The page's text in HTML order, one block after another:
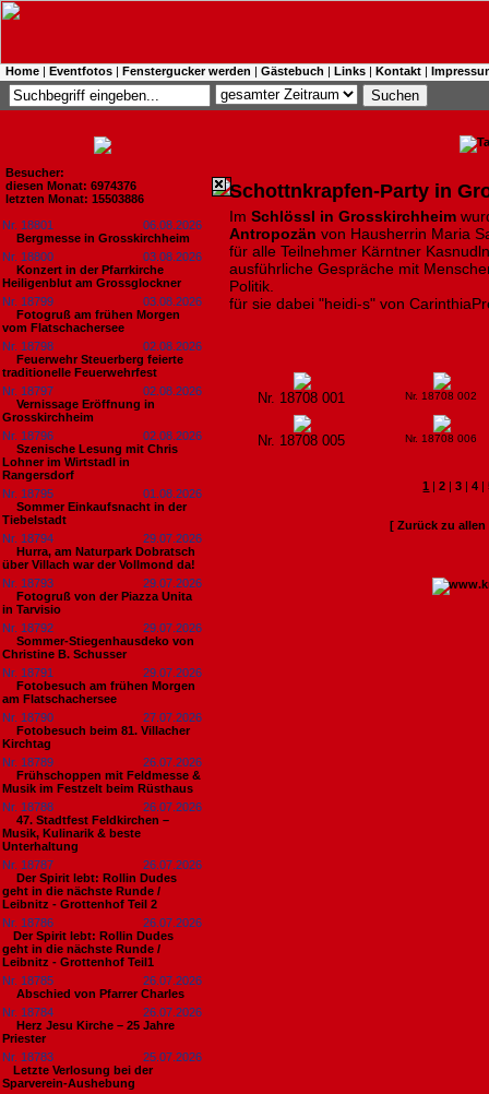
Home | Eventfotos | Fenstergucker werden | Gästebuch | Links | Kontakt |
Besucher:
diesen Monat: 6974376
letzten Monat: 15503886
Nr. 18801
06.08.2026
Bergmesse in Grosskirchheim
Nr. 18800
03.08.2026
Konzert in der Pfarrkirche
Heiligenblut am Grossglockner
Nr. 18799
03.08.2026
Fotogruß am frühen Morgen
vom Flatschachersee
Nr. 18798
02.08.2026
Feuerwehr Steuerberg feierte
traditionelle Feuerwehrfest
Nr. 18797
02.08.2026
Vernissage Eröffnung in
Grosskirchheim
Nr. 18796
02.08.2026
Szenische Lesung mit Chris
Lohner im Wirtstadl in
Rangersdorf
Nr. 18795
01.08.2026
Sommer Einkaufsnacht in der
Tiebelstadt
Nr. 18794
29.07.2026
Hurra, am Naturpark Dobratsch
über Villach war der Vollmond da!
Nr. 18793
29.07.2026
Fotogruß von der Piazza Unita
in Tarvisio
Nr. 18792
29.07.2026
Sommer-Stiegenhausdeko von
Christine B. Schusser
Nr. 18791
29.07.2026
Fotobesuch am frühen Morgen
am Flatschachersee
Nr. 18790
27.07.2026
Fotobesuch beim 81. Villacher
Kirchtag
Nr. 18789
26.07.2026
Frühschoppen mit Feldmesse &
Musik im Festzelt beim Rüsthaus
Nr. 18788
26.07.2026
47. Stadtfest Feldkirchen –
Musik, Kulinarik & beste
Unterhaltung
Nr. 18787
26.07.2026
Der Spirit lebt: Rollin Dudes
geht in die nächste Runde /
Leibnitz - Grottenhof Teil 2
Nr. 18786
26.07.2026
​Der Spirit lebt: Rollin Dudes
geht in die nächste Runde /
Leibnitz - Grottenhof Teil1
Nr. 18785
26.07.2026
Abschied von Pfarrer Charles
Nr. 18784
26.07.2026
Herz Jesu Kirche – 25 Jahre
Priester
Nr. 18783
25.07.2026
​Letzte Verlosung bei der
Sparverein-Aushebung
Schottnkrapfen-Party in
Im Schlössl in Grosskirchheim
Antropozän von Hausherrin Maria
für alle Teilnehmer Kärntner
ausführliche Gespräche mit
Politik.
für sie dabei "heidi-s" von
Nr. 18708 001 Nr. 18708 002
Nr. 18708 005 Nr. 18708 006
1 |2 |3 |4 |
[ Zurück zu